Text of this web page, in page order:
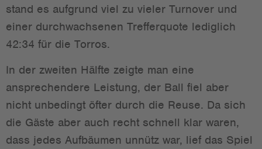
stand es aufgrund viel zu vieler Turnover und
einer durchwachsenen Trefferquote lediglich
42:34 für die Torros.
In der zweiten Hälfte zeigte man eine
ansprechendere Leistung, der Ball fiel aber
nicht unbedingt öfter durch die Reuse. Da sich
die Gäste aber auch recht schnell klar waren,
dass jedes Aufbäumen unnütz war, lief das Spiel